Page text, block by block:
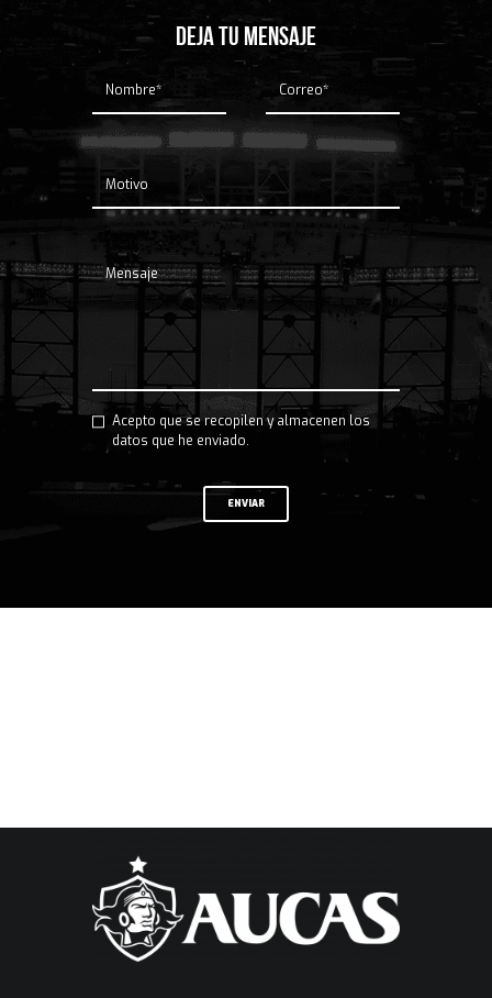
DEJA TU MENSAJE
Acepto que se recopilen y almacenen los
datos que he enviado.